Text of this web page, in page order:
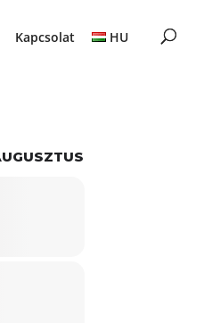
Kapcsolat HU